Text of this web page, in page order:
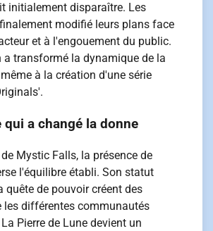
initialement disparaître. Les
modifié leurs plans face
et à l'engouement du public.
a transformé la dynamique de la
à la création d'une série
qui a changé la donne
Mystic Falls, la présence de
l'équilibre établi. Son statut
quête de pouvoir créent des
les différentes communautés
Pierre de Lune devient un